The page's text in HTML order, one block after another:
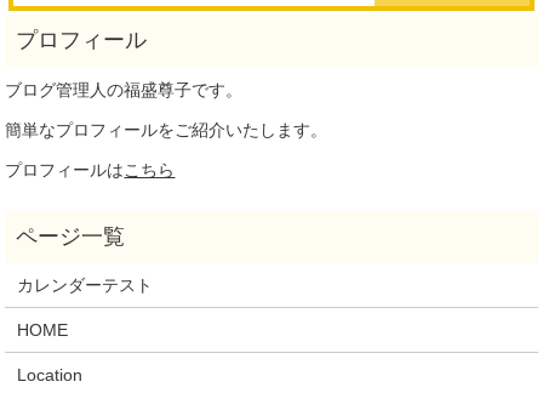
ブログ管理人の福盛尊子です。
簡単なプロフィールをご紹介いたします。
プロフィールはこちら
カレンダーテスト
HOME
Location